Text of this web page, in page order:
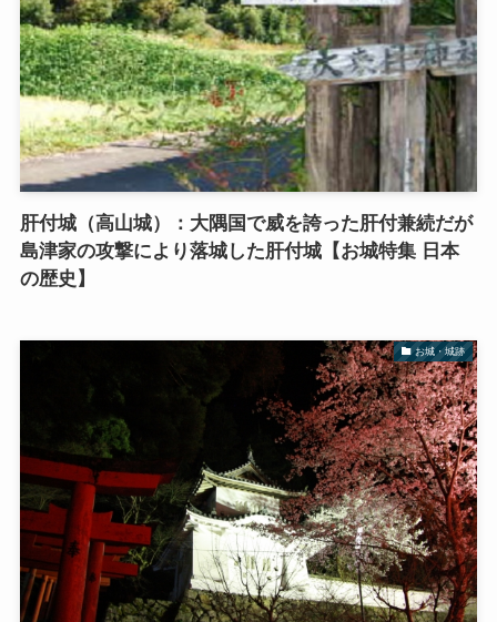
肝付城（高山城）：大隅国で威を誇った肝付兼続だが
島津家の攻撃により落城した肝付城【お城特集 日本
の歴史】
お城・城跡